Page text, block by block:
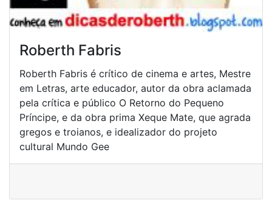
Roberth Fabris
Roberth Fabris é crítico de cinema e artes, Mestre
em Letras, arte educador, autor da obra aclamada
pela crítica e público O Retorno do Pequeno
Príncipe, e da obra prima Xeque Mate, que agrada
gregos e troianos, e idealizador do projeto
cultural Mundo Gee